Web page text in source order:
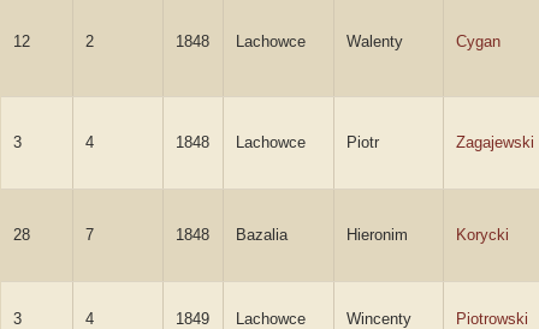
12 2 1848 Lachowce Walenty Cygan
3 4 1848 Lachowce Piotr Zagajewski
28 7 1848 Bazalia Hieronim Korycki
3 4 1849 Lachowce Wincenty Piotrowski